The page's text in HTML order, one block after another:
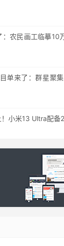
：农民画工临摹10
单来了：群星聚
小米13 Ultra配备